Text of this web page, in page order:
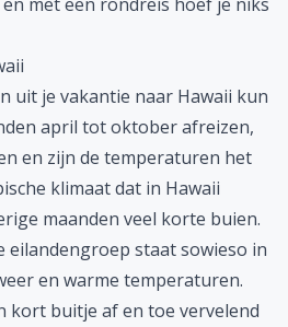
uit je vakantie naar Hawaii kun
april tot oktober afreizen,
en zijn de temperaturen het
klimaat dat in Hawaii
maanden veel korte buien.
eilandengroep staat sowieso in
en warme temperaturen.
kort buitje af en toe vervelend